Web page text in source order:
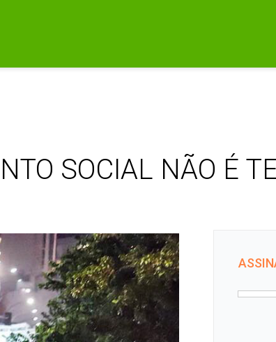
SOCIAL NÃO É